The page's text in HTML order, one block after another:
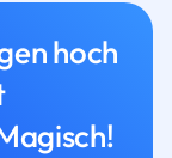
hoch